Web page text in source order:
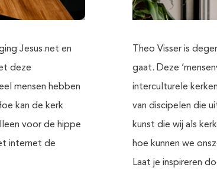
Jesus.net en
deze
mensen hebben
kan de kerk
voor de hippe
internet de
Theo Visser is
gaat. Deze
interculturele
van discipelen die
kunst die wij als
hoe kunnen we
Laat je inspireren